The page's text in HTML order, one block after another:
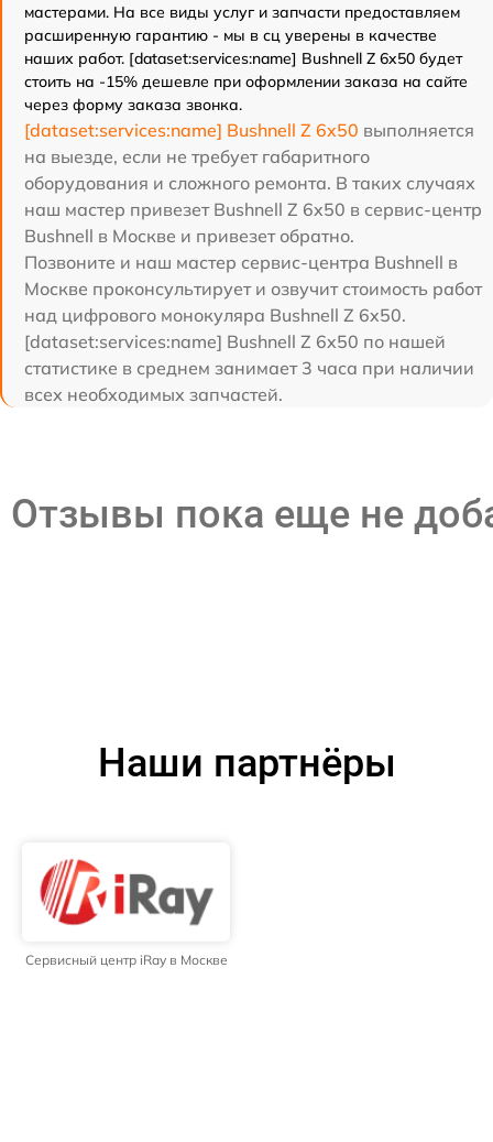
мастерами. На все виды услуг и запчасти предоставляем
расширенную гарантию - мы в сц уверены в качестве
наших работ. [dataset:services:name] Bushnell Z 6x50 будет
стоить на -15% дешевле при оформлении заказа на сайте
через форму заказа звонка.
[dataset:services:name] Bushnell Z 6x50 выполняется
на выезде, если не требует габаритного
оборудования и сложного ремонта. В таких случаях
наш мастер привезет Bushnell Z 6x50 в сервис-центр
Bushnell в Москве и привезет обратно.
Позвоните и наш мастер сервис-центра Bushnell в
Москве проконсультирует и озвучит стоимость работ
над цифрового монокуляра Bushnell Z 6x50.
[dataset:services:name] Bushnell Z 6x50 по нашей
статистике в среднем занимает 3 часа при наличии
всех необходимых запчастей.
Отзывы пока еще не
Наши партнёры
Сервисный центр iRay в Москве